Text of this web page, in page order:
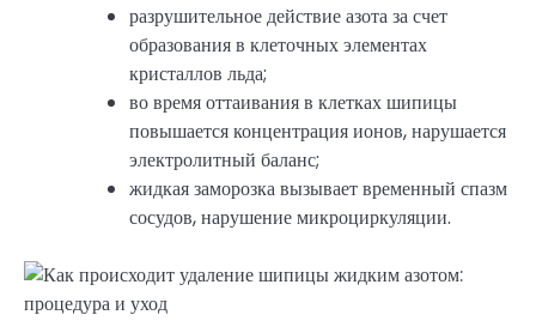
разрушительное действие азота за счет
образования в клеточных элементах
кристаллов льда;
во время оттаивания в клетках шипицы
повышается концентрация ионов, нарушается
электролитный баланс;
жидкая заморозка вызывает временный спазм
сосудов, нарушение микроциркуляции.